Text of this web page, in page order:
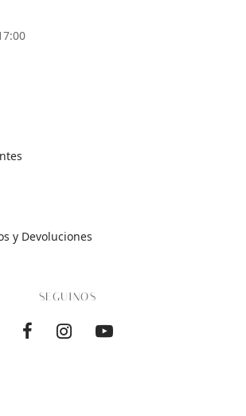
y Devoluciones
SEGUINOS